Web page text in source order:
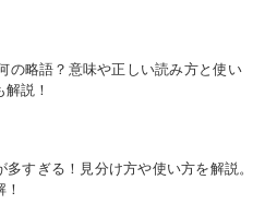
の略語？意味や正しい読み方と使い
説！
多すぎる！見分け方や使い方を解説。